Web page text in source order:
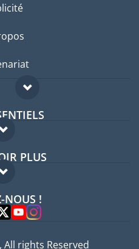
pays
PLUS
FAQ
NOUS !
rights Reserved